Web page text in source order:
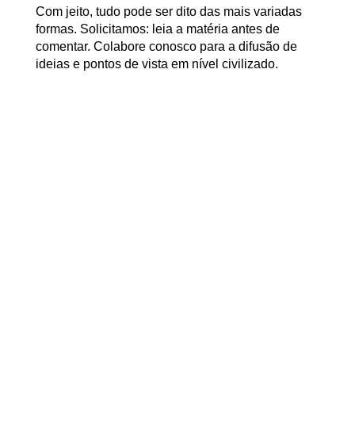
Com jeito, tudo pode ser dito das mais variadas
formas. Solicitamos: leia a matéria antes de
comentar. Colabore conosco para a difusão de
ideias e pontos de vista em nível civilizado.